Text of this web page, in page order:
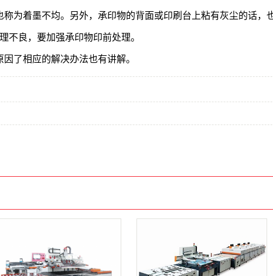
为着墨不均。另外，承印物的背面或印刷台上粘有灰尘的话，
不良，要加强承印物印前处理。
了相应的解决办法也有讲解。